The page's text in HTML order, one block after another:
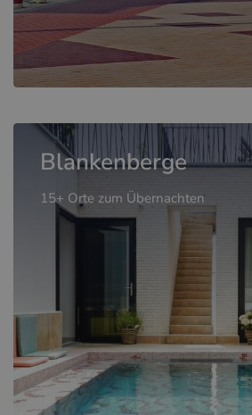
Blankenberge
15+ Orte zum Übernachten